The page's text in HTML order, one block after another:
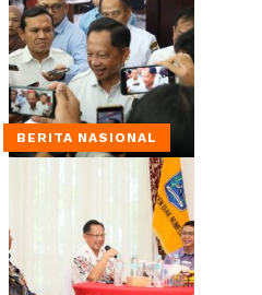
BERITA NASIONAL